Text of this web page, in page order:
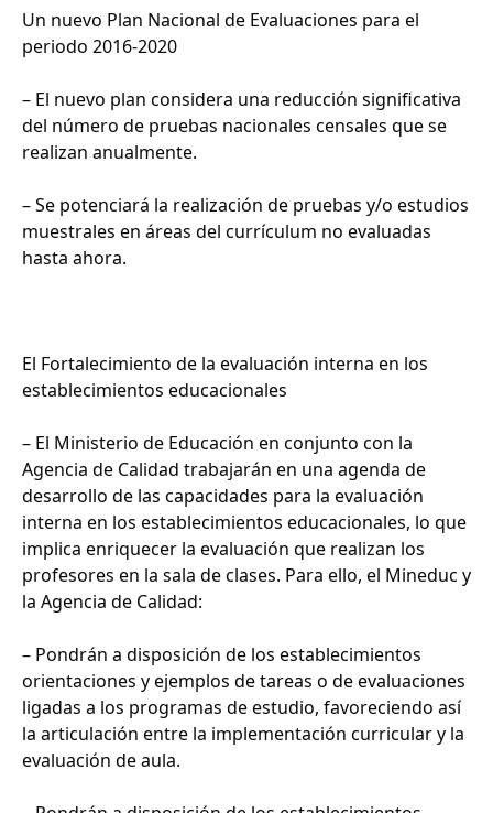
Un nuevo Plan Nacional de Evaluaciones para el
periodo 2016-2020
– El nuevo plan considera una reducción significativa
del número de pruebas nacionales censales que se
realizan anualmente.
– Se potenciará la realización de pruebas y/o estudios
muestrales en áreas del currículum no evaluadas
hasta ahora.
El Fortalecimiento de la evaluación interna en los
establecimientos educacionales
– El Ministerio de Educación en conjunto con la
Agencia de Calidad trabajarán en una agenda de
desarrollo de las capacidades para la evaluación
interna en los establecimientos educacionales, lo que
implica enriquecer la evaluación que realizan los
profesores en la sala de clases. Para ello, el Mineduc y
la Agencia de Calidad:
– Pondrán a disposición de los establecimientos
orientaciones y ejemplos de tareas o de evaluaciones
ligadas a los programas de estudio, favoreciendo así
la articulación entre la implementación curricular y la
evaluación de aula.